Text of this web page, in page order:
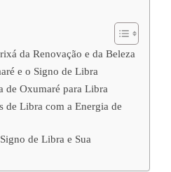
da Renovação e da Beleza
e o Signo de Libra
de Oxumaré para Libra
de Libra com a Energia de
de Libra e Sua